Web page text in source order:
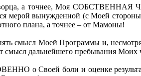
а точнее, Моя
мерой вынужденной (с Моей
плана, а точнее – от Мамоны!
смысл Моей Программы и,
дальнейшего пребывания Моих
о Своей боли и оценке